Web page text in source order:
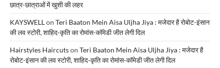
छात्र-छात्राओं में खुशी की लहर
KAYSWELLon Teri Baaton Mein Aisa Uljha Jiya : मजेदार है रोबोट-इंसान
की लव स्टोरी, शाहिद-कृति का रोमांस-कॉमेडी जीत लेगी दिल
Hairstyles Haircutson Teri Baaton Mein Aisa Uljha Jiya : मजेदार है
रोबोट-इंसान की लव स्टोरी, शाहिद-कृति का रोमांस-कॉमेडी जीत लेगी दिल